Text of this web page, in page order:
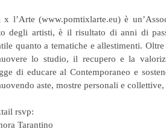
x l’Arte (www.pomtixlarte.eu) è
degli artisti, è il risultato di anni di
quanto a tematiche e allestimenti.
lo studio, il recupero e la
di educare al Contemporaneo e
aste, mostre personali e
rsvp:
Tarantino